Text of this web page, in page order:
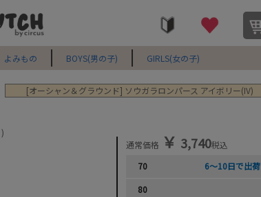
よみもの BOYS(男の子) GIRLS(女の子)
[オーシャン＆グラウンド] ソウガラロンパース アイボリー(IV)
通常価格 ￥ 3,740税込
70
6～10日で出荷
80